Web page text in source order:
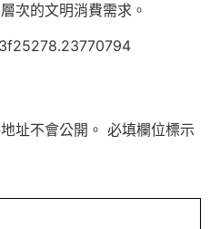
次的文明消費需求。
址不會公開。 必填欄位標示